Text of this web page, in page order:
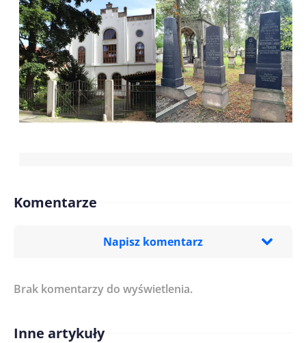
Komentarze
Napisz komentarz
Treść komentarza*
Imię/ Nick*
Brak komentarzy do wyświetlenia.
Inne artykuły